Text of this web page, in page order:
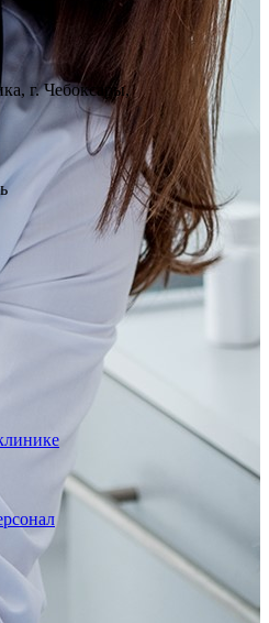
г. Чебоксары,